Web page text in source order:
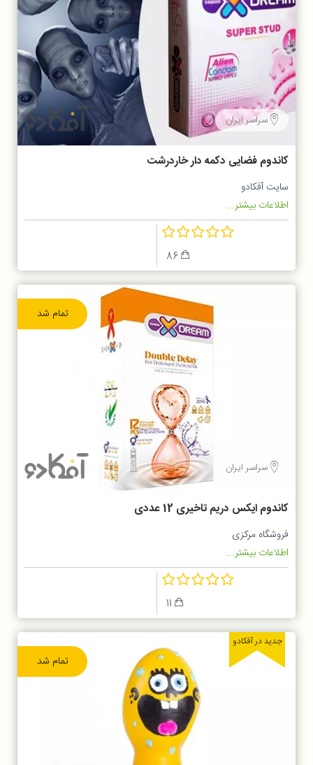
سراسر ایران
کاندوم فضایی دکمه دار خاردرشت
سایت آفکادو
اطلاعات بیشتر...
86
تمام شد
سراسر ایران
کاندوم ایکس دریم تاخیری 12 عددی
فروشگاه مرکزی
اطلاعات بیشتر...
11
تمام شد
جدید در آفکادو